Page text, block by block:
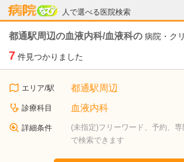
人で選べる医院検索
病院なび
都通駅周辺の血液内科/血液科の 病院・ク
7 件見つかりました
エリア/駅 都通駅周辺
診療科目 血液内科
詳細条件
(未指定)フリーワード、予約、
で検索できます